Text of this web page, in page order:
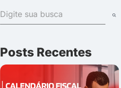
Posts Recentes